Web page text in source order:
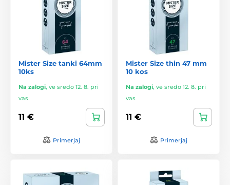
Mister Size tanki 64mm
10ks
Na zalogi, ve sredo 12. 8. pri
vas
11 €
Primerjaj
Mister Size thin 47 mm
10 kos
Na zalogi, ve sredo 12. 8. pri
vas
11 €
Primerjaj